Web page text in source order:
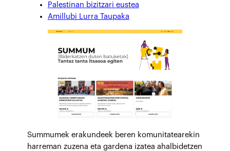
Palestinan bizitzari eustea
Amillubi Lurra Taupaka
Summumek erakundeek beren komunitatearekin
harreman zuzena eta gardena izatea ahalbidetzen